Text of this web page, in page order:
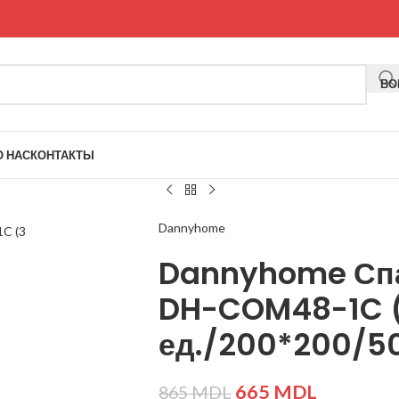
НАСКОНТАКТЫ
Dannyhome
Dannyhome
DH-COM48-1C
ед./200*200/
865MDL 665 MDL